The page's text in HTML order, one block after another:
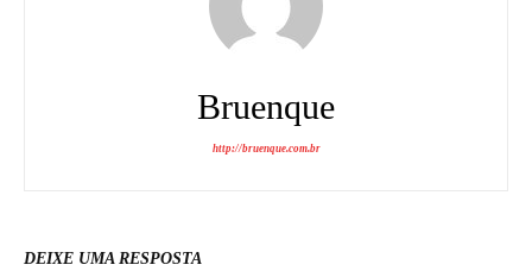
Bruenque
http://bruenque.com.br
DEIXE UMA RESPOSTA